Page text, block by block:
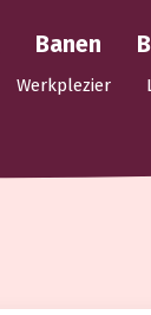
Banen
Werkplezier